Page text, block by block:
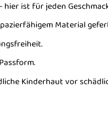
ist für jeden
Material
Kinderhaut vor